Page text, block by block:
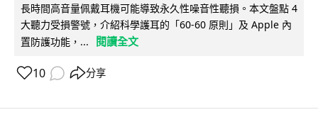
長時間高音量佩戴耳機可能導致永久性噪音性聽損。本文盤點 4
大聽力受損警號，介紹科學護耳的「60-60 原則」及 Apple 內
置防護功能，...
閱讀全文
10 分享